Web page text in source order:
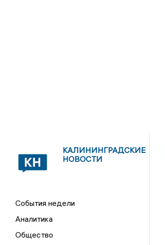
КАЛИНИНГРАДСКИЕ
НОВОСТИ
События недели
Аналитика
Общество